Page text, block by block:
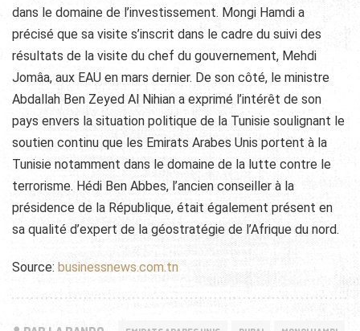
dans le domaine de l’investissement. Mongi Hamdi a
précisé que sa visite s’inscrit dans le cadre du suivi des
résultats de la visite du chef du gouvernement, Mehdi
Jomâa, aux EAU en mars dernier. De son côté, le ministre
Abdallah Ben Zeyed Al Nihian a exprimé l’intérêt de son
pays envers la situation politique de la Tunisie soulignant le
soutien continu que les Emirats Arabes Unis portent à la
Tunisie notamment dans le domaine de la lutte contre le
terrorisme. Hédi Ben Abbes, l’ancien conseiller à la
présidence de la République, était également présent en
sa qualité d’expert de la géostratégie de l’Afrique du nord.
Source: businessnews.com.tn